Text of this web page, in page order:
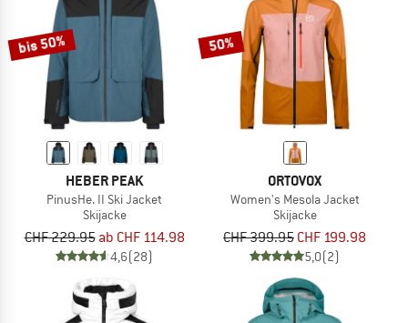
bis 50%
HEBER PEAK
PinusHe. II Ski Jacket
Skijacke
CHF 229.95 ab CHF 114.98
4,6(28)
50%
ORTOVOX
Women's Mesola Jacket
Skijacke
CHF 399.95 CHF 199.98
5,0(2)